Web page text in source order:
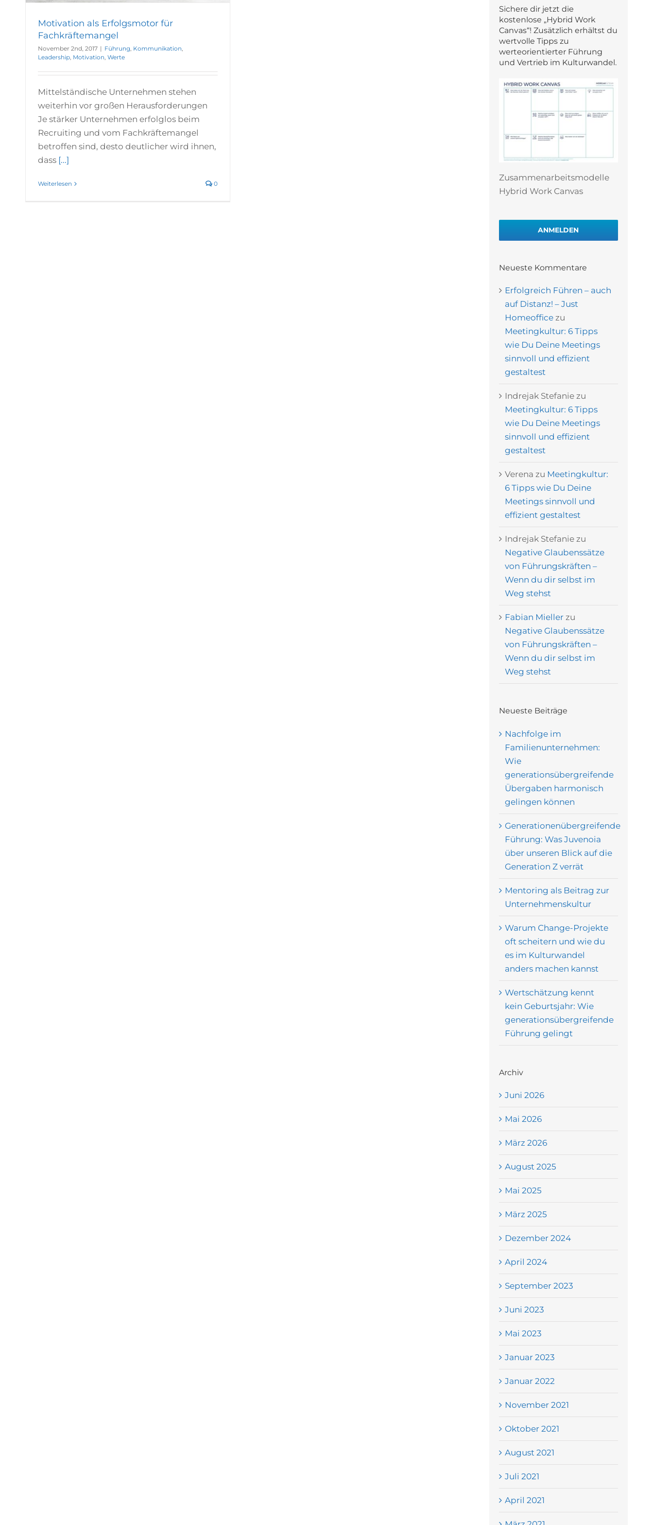
Motivation als Erfolgsmotor für
Fachkräftemangel
November 2nd, 2017 | Führung, Kommunikation,
Leadership, Motivation, Werte
Mittelständische Unternehmen stehen
weiterhin vor großen Herausforderungen
Je stärker Unternehmen erfolglos beim
Recruiting und vom Fachkräftemangel
betroffen sind, desto deutlicher wird ihnen,
dass [...]
Weiterlesen 0
Sichere dir jetzt die
kostenlose „Hybrid Work
Canvas“! Zusätzlich erhältst du
wertvolle Tipps zu
werteorientierter Führung
und Vertrieb im Kulturwandel.
Zusammenarbeitsmodelle
Hybrid Work Canvas
ANMELDEN
Neueste Kommentare
Erfolgreich Führen – auch
auf Distanz! – Just
Homeofficezu
Meetingkultur: 6 Tipps
wie Du Deine Meetings
sinnvoll und effizient
gestaltest
Indrejak Stefaniezu
Meetingkultur: 6 Tipps
wie Du Deine Meetings
sinnvoll und effizient
gestaltest
Verena zu Meetingkultur:
6 Tipps wie Du Deine
Meetings sinnvoll und
effizient gestaltest
Indrejak Stefaniezu
Negative Glaubenssätze
von Führungskräften –
Wenn du dir selbst im
Weg stehst
Fabian Miellerzu
Negative Glaubenssätze
von Führungskräften –
Wenn du dir selbst im
Weg stehst
Neueste Beiträge
Nachfolge im
Familienunternehmen:
Wie
generationsübergreifende
Übergaben harmonisch
gelingen können
Generationenübergreifende
Führung: Was Juvenoia
über unseren Blick auf die
Generation Z verrät
Mentoring als Beitrag zur
Unternehmenskultur
Warum Change-Projekte
oft scheitern und wie du
es im Kulturwandel
anders machen kannst
Wertschätzung kennt
kein Geburtsjahr: Wie
generationsübergreifende
Führung gelingt
Archiv
Juni 2026
Mai 2026
März 2026
August 2025
Mai 2025
März 2025
Dezember 2024
April 2024
September 2023
Juni 2023
Mai 2023
Januar 2023
Januar 2022
November 2021
Oktober 2021
August 2021
Juli 2021
April 2021